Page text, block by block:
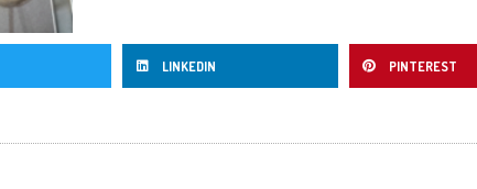
LINKEDIN PINTEREST